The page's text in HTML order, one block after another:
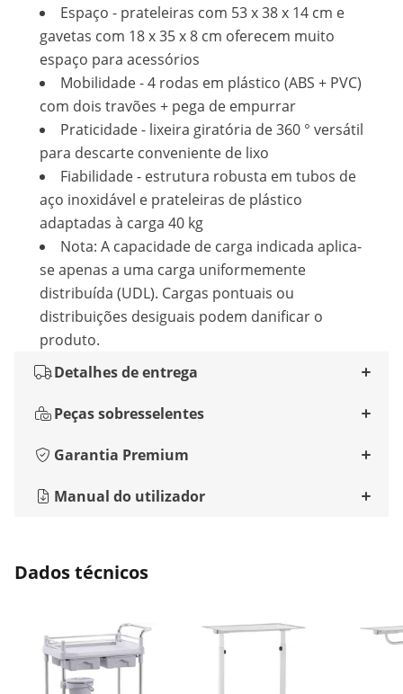
Espaço - prateleiras com 53 x 38 x 14 cm e
gavetas com 18 x 35 x 8 cm oferecem muito
espaço para acessórios
Mobilidade - 4 rodas em plástico (ABS + PVC)
com dois travões + pega de empurrar
Praticidade - lixeira giratória de 360 ° versátil
para descarte conveniente de lixo
Fiabilidade - estrutura robusta em tubos de
aço inoxidável e prateleiras de plástico
adaptadas à carga 40 kg
Nota: A capacidade de carga indicada aplica-
se apenas a uma carga uniformemente
distribuída (UDL). Cargas pontuais ou
distribuições desiguais podem danificar o
produto.
Detalhes de entrega
Peças sobresselentes
Garantia Premium
Manual do utilizador
Dados técnicos